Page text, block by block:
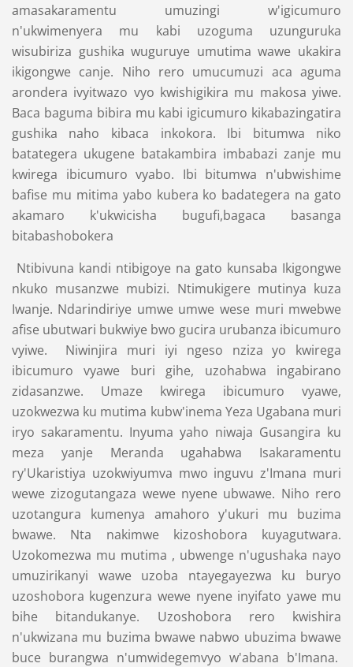
amasakaramentu umuzingi w'igicumuro
n'ukwimenyera mu kabi uzoguma uzunguruka
wisubiriza gushika wuguruye umutima wawe ukakira
ikigongwe canje. Niho rero umucumuzi aca aguma
arondera ivyitwazo vyo kwishigikira mu makosa yiwe.
Baca baguma bibira mu kabi igicumuro kikabazingatira
gushika naho kibaca inkokora. Ibi bitumwa niko
batategera ukugene batakambira imbabazi zanje mu
kwirega ibicumuro vyabo. Ibi bitumwa n'ubwishime
bafise mu mitima yabo kubera ko badategera na gato
akamaro k'ukwicisha bugufi,bagaca basanga
bitabashobokera
Ntibivuna kandi ntibigoye na gato kunsaba Ikigongwe
nkuko musanzwe mubizi. Ntimukigere mutinya kuza
Iwanje. Ndarindiriye umwe umwe wese muri mwebwe
afise ubutwari bukwiye bwo gucira urubanza ibicumuro
vyiwe. Niwinjira muri iyi ngeso nziza yo kwirega
ibicumuro vyawe buri gihe, uzohabwa ingabirano
zidasanzwe. Umaze kwirega ibicumuro vyawe,
uzokwezwa ku mutima kubw'inema Yeza Ugabana muri
iryo sakaramentu. Inyuma yaho niwaja Gusangira ku
meza yanje Meranda ugahabwa Isakaramentu
ry'Ukaristiya uzokwiyumva mwo inguvu z'Imana muri
wewe zizogutangaza wewe nyene ubwawe. Niho rero
uzotangura kumenya amahoro y'ukuri mu buzima
bwawe. Nta nakimwe kizoshobora kuyagutwara.
Uzokomezwa mu mutima , ubwenge n'ugushaka nayo
umuzirikanyi wawe uzoba ntayegayezwa ku buryo
uzoshobora kugenzura wewe nyene inyifato yawe mu
bihe bitandukanye. Uzoshobora rero kwishira
n'ukwizana mu buzima bwawe nabwo ubuzima bwawe
buce burangwa n'umwidegemvyo w'abana b'Imana.